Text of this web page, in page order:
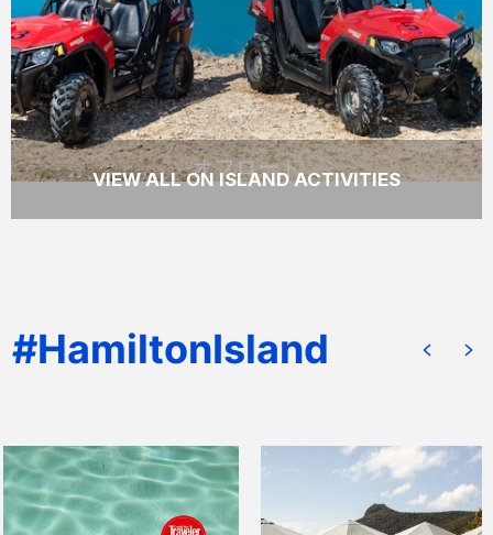
オフロード
みください。
READ MORE
VIEW ALL ON ISLAND ACTIVITIES